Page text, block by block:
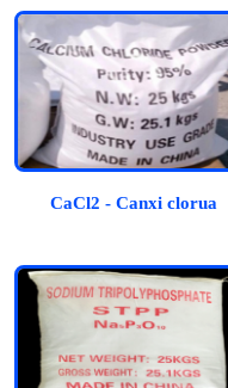
CaCl2 - Canxi clorua